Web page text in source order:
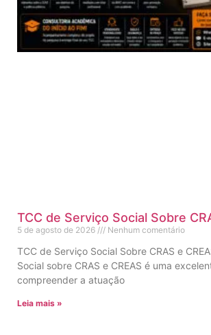
TCC de Serviço Social Sobre
5 de agosto de 2026 Nenhum comentário
TCC de Serviço Social Sobre CRAS e
Social sobre CRAS e CREAS é uma
compreender a atuação
Leia mais »